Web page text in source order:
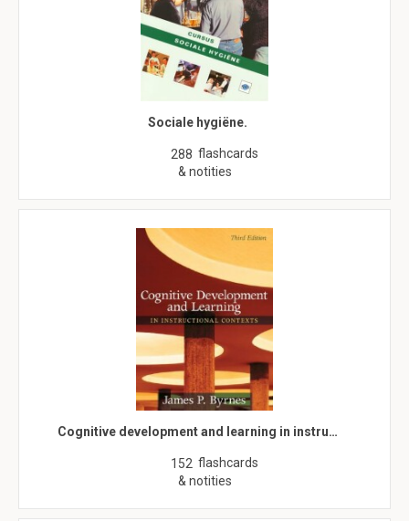
Sociale hygiëne.
288 flashcards
& notities
Cognitive development and learning in instru…
152 flashcards
& notities